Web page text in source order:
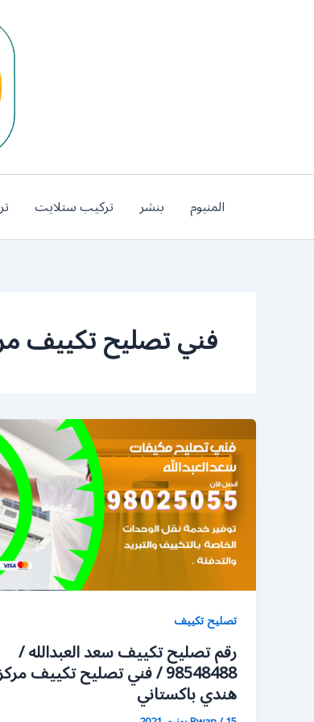
المنيوم بنشر تركيب ستلايت
فني تصليح تكييف
تصليح تكييف
رقم تصليح تكييف سعد العبدالله /
98548488 / فني تصليح تكييف
هندي باكستاني